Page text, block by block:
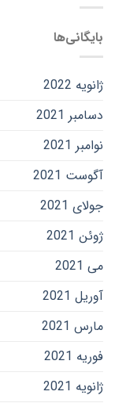
بایگانی‌ها
ژانویه 2022
دسامبر 2021
نوامبر 2021
آگوست 2021
جولای 2021
ژوئن 2021
می 2021
آوریل 2021
مارس 2021
فوریه 2021
ژانویه 2021